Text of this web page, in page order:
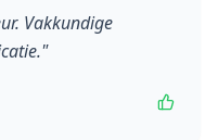
Vakkundige
"